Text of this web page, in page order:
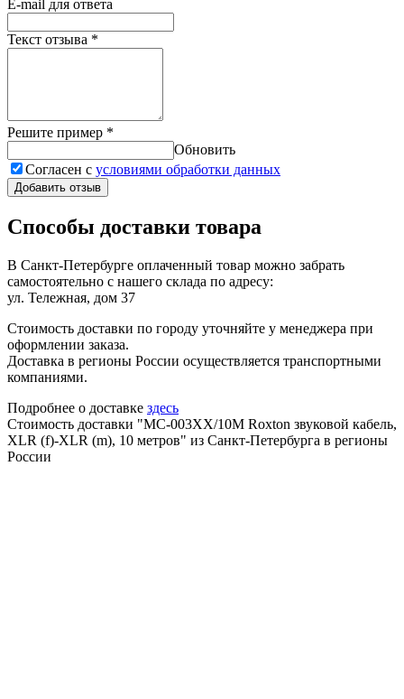
E-mail для ответа
Текст отзыва *
Решите пример *
Обновить
Согласен с условиями обработки данных
Добавить отзыв
Способы доставки товара
В Санкт-Петербурге оплаченный товар можно забрать
самостоятельно с нашего склада по адресу:
ул. Тележная, дом 37
Стоимость доставки по городу уточняйте у менеджера при
оформлении заказа.
Доставка в регионы России осуществляется транспортными
компаниями.
Подробнее о доставке здесь
Стоимость доставки "MC-003XX/10M Roxton звуковой кабель,
XLR (f)-XLR (m), 10 метров" из Санкт-Петербурга в регионы
России